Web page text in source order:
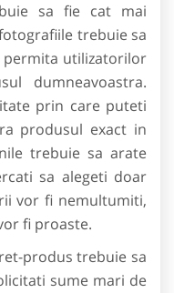
sa fie cat mai
trebuie sa
utilizatorilor
dumneavoastra.
prin care puteti
produsul exact in
trebuie sa arate
sa alegeti doar
vor fi nemultumiti,
fi proaste.
produs trebuie sa
sume mari de